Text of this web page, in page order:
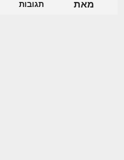
מאת תגובות